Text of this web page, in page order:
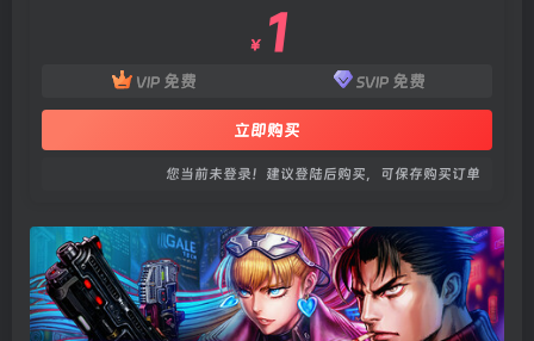
￥ 1
VIP 免费 SVIP 免费
立即购买
您当前未登录！建议登陆后购买，可保存购买订单